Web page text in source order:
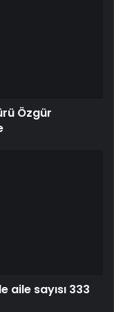
Özgür
sayısı 333